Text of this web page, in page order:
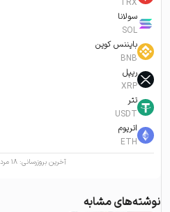
TRX
سولانا
SOL
بایننس کوین
BNB
ریپل
XRP
تتر
USDT
اتریوم
ETH
آخرین بروزرسانی: ۱۸ مرداد ۱۴۰۵ ۱۲:۴۶
نوشته‌های مشابه